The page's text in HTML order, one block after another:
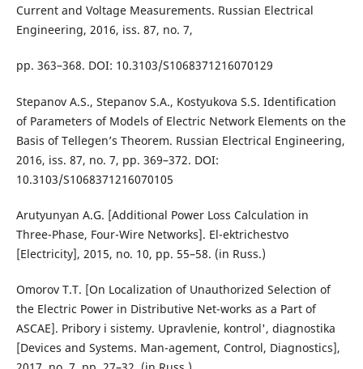
Current and Voltage Measurements. Russian Electrical
Engineering, 2016, iss. 87, no. 7,
pp. 363–368. DOI: 10.3103/S1068371216070129
Stepanov A.S., Stepanov S.A., Kostyukova S.S. Identification
of Parameters of Models of Electric Network Elements on the
Basis of Tellegen’s Theorem. Russian Electrical Engineering,
2016, iss. 87, no. 7, pp. 369–372. DOI:
10.3103/S1068371216070105
Arutyunyan A.G. [Additional Power Loss Calculation in
Three-Phase, Four-Wire Networks]. El-ektrichestvo
[Electricity], 2015, no. 10, pp. 55–58. (in Russ.)
Omorov T.T. [On Localization of Unauthorized Selection of
the Electric Power in Distributive Net-works as a Part of
ASCAE]. Pribory i sistemy. Upravlenie, kontrol', diagnostika
[Devices and Systems. Man-agement, Control, Diagnostics],